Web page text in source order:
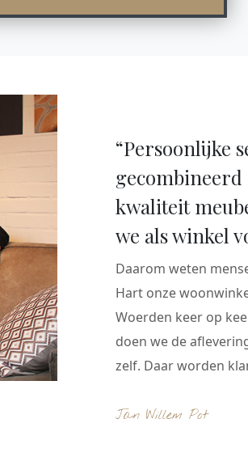
“Persoonlijke
gecombineerd
kwaliteit
we als winkel
Daarom weten
Hart onze
Woerden keer op
doen we de
zelf. Daar worden
Jan Willem Pot